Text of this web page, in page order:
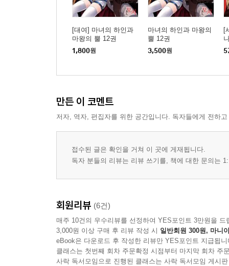
[대여] 마녀의 하인과
마왕의 뿔 12권
1,800원
마녀의 하인과 마왕의
뿔 12권
3,500원
[
만든 이 코멘트
저자, 역자, 편집자를 위한 공간입니다. 독자들에게 전하
접수된 글은 확인을 거쳐 이 곳에 게재됩니다.
독자 분들의 리뷰는 리뷰 쓰기를, 책에 대한 문의는
회원리뷰 (6건)
매주 10건의 우수리뷰를 선정하여 YES포인트 3만원을 드
3,000원 이상 구매 후 리뷰 작성 시 일반회원 300원, 마니
eBook은 다운로드 후 작성한 리뷰만 YES포인트 지급됩니
클래스는 첫번째 회차 주문확정 시점부터 마지막 회차 주
사락 독서모임으로 진행된 클래스는 사락 독서모임 게시